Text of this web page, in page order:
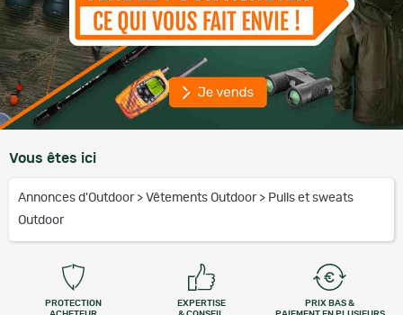
Vous êtes ici
Annonces d'Outdoor > Vêtements Outdoor > Pulls et sweats
Outdoor
PROTECTION
EXPERTISE
PRIX BAS &